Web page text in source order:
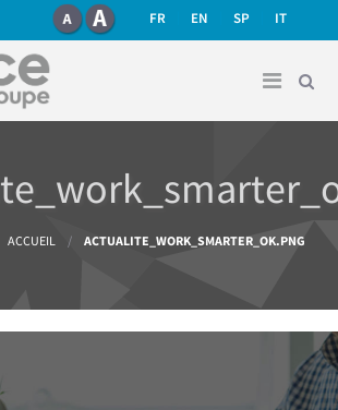
FR EN SP IT
ici
ACCUEIL / ACTUALITE_WORK_SMARTER_OK.PNG